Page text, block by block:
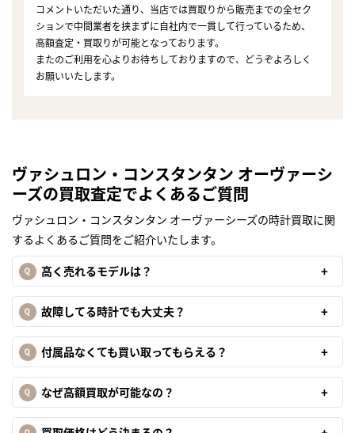
コメントいただいた通り、当店では買取りから販売までの全セク
ションで中間業者を挟まずに自社内で一貫して行っているため、
高額査定・買取りが可能となっております。
またのご利用を心よりお待ちしておりますので、どうぞよろしく
お願いいたします。
ヴァシュロン・コンスタンタン オーヴァーシ
ーズの買取査定でよくあるご質問
ヴァシュロン・コンスタンタン オーヴァーシーズの時計買取に関
するよくあるご質問をご紹介いたします。
高く売れるモデルは？
故障してる時計でも大丈夫？
付属品なくても買い取ってもらえる？
なぜ高額買取が可能なの？
かんたん30秒でお試し査定